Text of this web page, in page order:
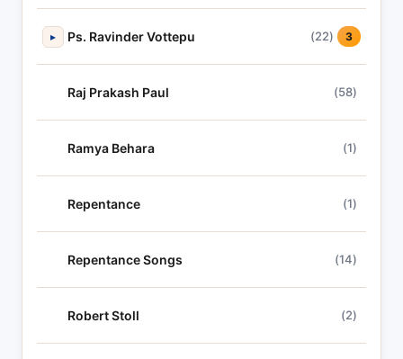
▸ Ps. Ravinder Vottepu (22) 3
Raj Prakash Paul (58)
Ramya Behara (1)
Repentance (1)
Repentance Songs (14)
Robert Stoll (2)